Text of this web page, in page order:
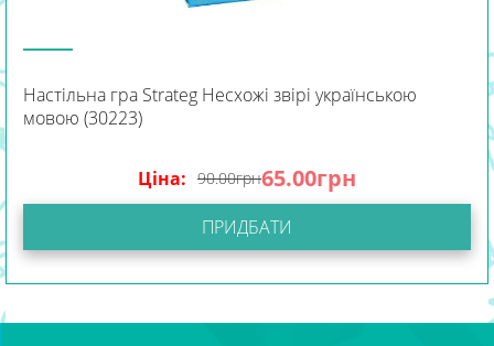
Настільна гра Strateg Несхожі звірі українською
мовою (30223)
Ціна: 90.00грн65.00грн
ПРИДБАТИ